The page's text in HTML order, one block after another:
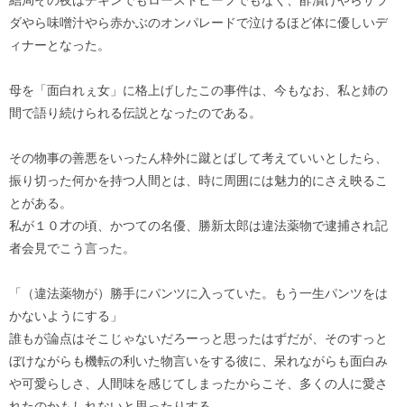
ダやら味噌汁やら赤かぶのオンパレードで泣けるほど体に優しいデ
ィナーとなった。
母を「面白れぇ女」に格上げしたこの事件は、今もなお、私と姉の
間で語り続けられる伝説となったのである。
その物事の善悪をいったん枠外に蹴とばして考えていいとしたら、
振り切った何かを持つ人間とは、時に周囲には魅力的にさえ映るこ
とがある。
私が１０才の頃、かつての名優、勝新太郎は違法薬物で逮捕され記
者会見でこう言った。
「（違法薬物が）勝手にパンツに入っていた。もう一生パンツをは
かないようにする」
誰もが論点はそこじゃないだろーっと思ったはずだが、そのすっと
ぼけながらも機転の利いた物言いをする彼に、呆れながらも面白み
や可愛らしさ、人間味を感じてしまったからこそ、多くの人に愛さ